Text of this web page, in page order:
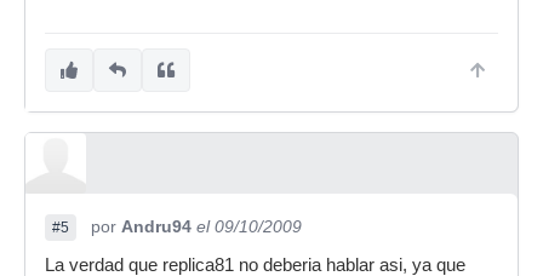
#5 por Andru94 el 09/10/2009
La verdad que replica81 no deberia hablar asi, ya que